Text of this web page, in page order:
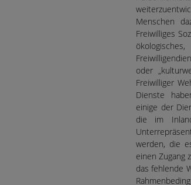
Menschen
Freiwilliges
oder
Freiwilliger
Dienste
einige der
die im
werden, die
einen Zugang
das fehlende